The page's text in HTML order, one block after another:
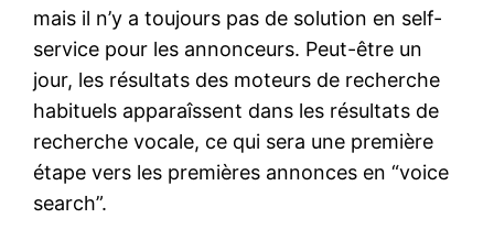
mais il n’y a toujours pas de solution en self-
service pour les annonceurs. Peut-être un
jour, les résultats des moteurs de recherche
habituels apparaîssent dans les résultats de
recherche vocale, ce qui sera une première
étape vers les premières annonces en “voice
search”.